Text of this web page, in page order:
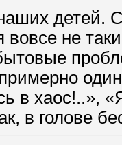
детей.
вовсе не
в хаос!..»,
в голове